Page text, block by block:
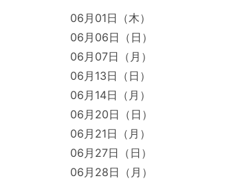
06月01日（木）
06月06日（日）
06月07日（月）
06月13日（日）
06月14日（月）
06月20日（日）
06月21日（月）
06月27日（日）
06月28日（月）